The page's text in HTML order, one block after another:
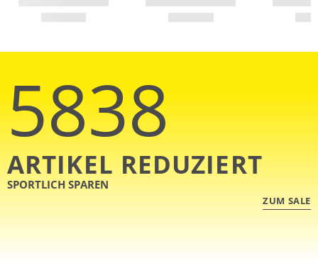
5838
ARTIKEL REDUZIERT
SPORTLICH SPAREN
ZUM SALE